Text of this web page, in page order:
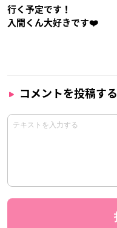
行く予定です！
入間くん大好きです❤️
コメントを投稿する